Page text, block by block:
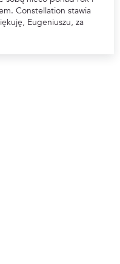
Constellation stawia
Eugeniuszu, za